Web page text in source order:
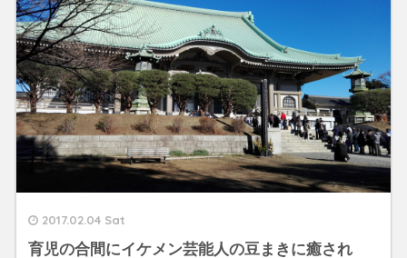
2017.02.04 Sat
育児の合間にイケメン芸能人の豆まきに癒され